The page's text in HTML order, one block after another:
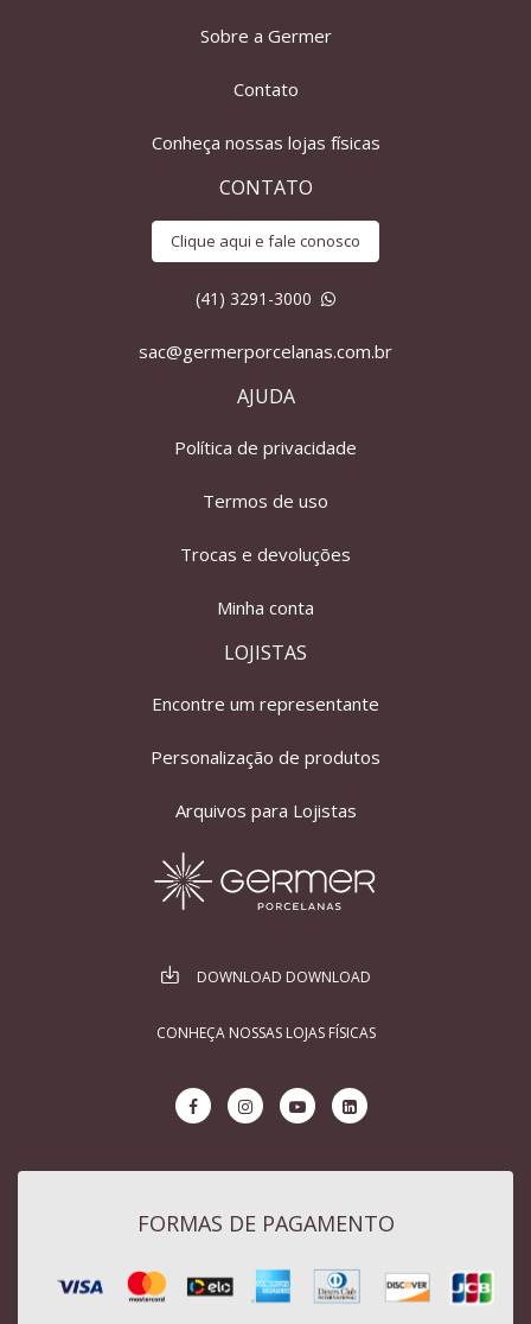
Sobre a Germer
Contato
Conheça nossas lojas físicas
CONTATO
Clique aqui e fale conosco
(41) 3291-3000
sac@germerporcelanas.com.br
AJUDA
Política de privacidade
Termos de uso
Trocas e devoluções
Minha conta
LOJISTAS
Encontre um representante
Personalização de produtos
Arquivos para Lojistas
DOWNLOAD DOWNLOAD
CONHEÇA NOSSAS LOJAS FÍSICAS
FORMAS DE PAGAMENTO